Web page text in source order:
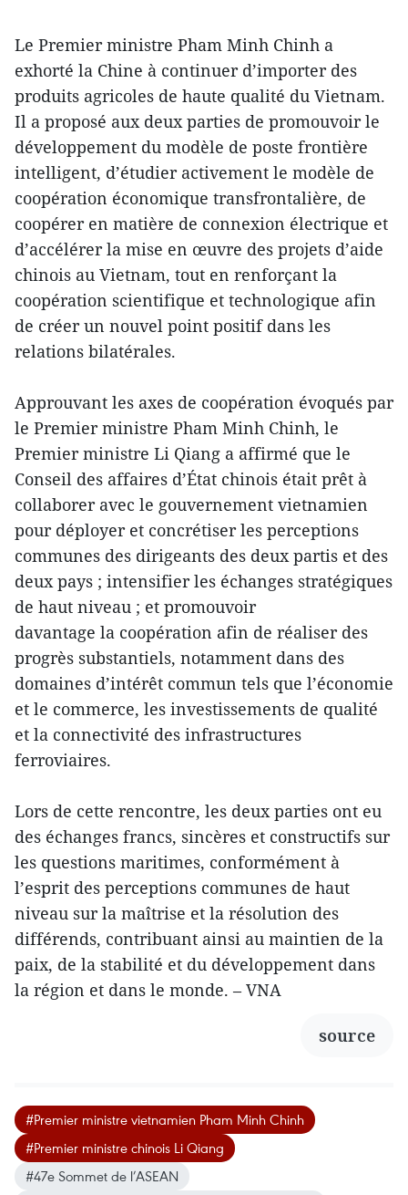
Le Premier ministre Pham Minh Chinh a
exhorté la Chine à continuer d’importer des
produits agricoles de haute qualité du Vietnam.
Il a proposé aux deux parties de promouvoir le
développement du modèle de poste frontière
intelligent, d’étudier activement le modèle de
coopération économique transfrontalière, de
coopérer en matière de connexion électrique et
d’accélérer la mise en œuvre des projets d’aide
chinois au Vietnam, tout en renforçant la
coopération scientifique et technologique afin
de créer un nouvel point positif dans les
relations bilatérales.
Approuvant les axes de coopération évoqués par
le Premier ministre Pham Minh Chinh, le
Premier ministre Li Qiang a affirmé que le
Conseil des affaires d’État chinois était prêt à
collaborer avec le gouvernement vietnamien
pour déployer et concrétiser les perceptions
communes des dirigeants des deux partis et des
deux pays ; intensifier les échanges stratégiques
de haut niveau ; et promouvoir
davantage la coopération afin de réaliser des
progrès substantiels, notamment dans des
domaines d’intérêt commun tels que l’économie
et le commerce, les investissements de qualité
et la connectivité des infrastructures
ferroviaires.
Lors de cette rencontre, les deux parties ont eu
des échanges francs, sincères et constructifs sur
les questions maritimes, conformément à
l’esprit des perceptions communes de haut
niveau sur la maîtrise et la résolution des
différends, contribuant ainsi au maintien de la
paix, de la stabilité et du développement dans
la région et dans le monde. – VNA
source
#Premier ministre vietnamien Pham Minh Chinh
#Premier ministre chinois Li Qiang
#47e Sommet de l’ASEAN